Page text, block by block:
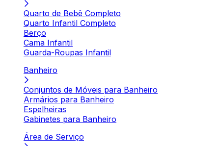
Quarto de Bebê Completo
Quarto Infantil Completo
Berço
Cama Infantil
Guarda-Roupas Infantil
Banheiro
Conjuntos de Móveis para Banheiro
Armários para Banheiro
Espelheiras
Gabinetes para Banheiro
Área de Serviço